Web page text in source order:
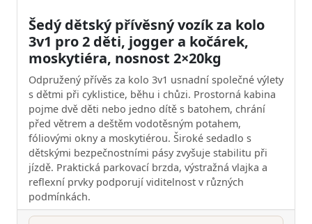
Šedý dětský přívěsný vozík za kolo
3v1 pro 2 děti, jogger a kočárek,
moskytiéra, nosnost 2×20kg
Odpružený přívěs za kolo 3v1 usnadní společné výlety
s dětmi při cyklistice, běhu i chůzi. Prostorná kabina
pojme dvě děti nebo jedno dítě s batohem, chrání
před větrem a deštěm vodotěsným potahem,
fóliovými okny a moskytiérou. Široké sedadlo s
dětskými bezpečnostními pásy zvyšuje stabilitu při
jízdě. Praktická parkovací brzda, výstražná vlajka a
reflexní prvky podporují viditelnost v různých
podmínkách.